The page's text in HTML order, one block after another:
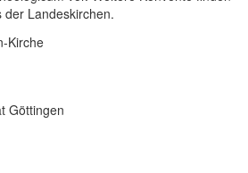
Landeskirchen.
Göttingen